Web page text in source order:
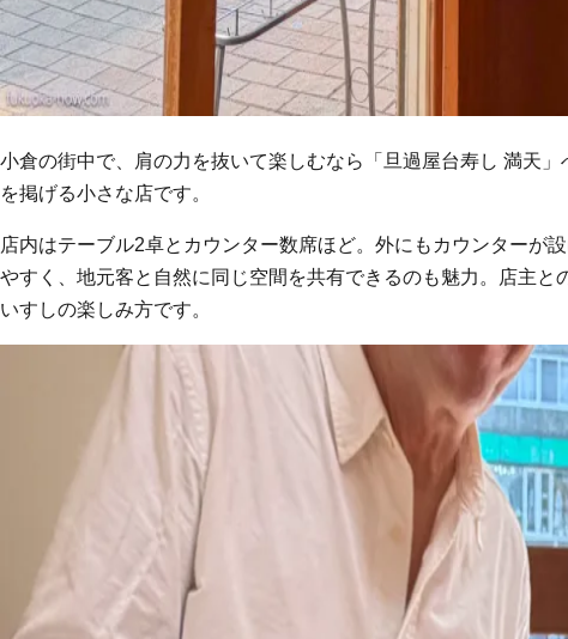
小倉の街中で、肩の力を抜いて楽しむなら「旦過屋台寿し 満天
を掲げる小さな店です。
店内はテーブル2卓とカウンター数席ほど。外にもカウンターが
やすく、地元客と自然に同じ空間を共有できるのも魅力。店主
いすしの楽しみ方です。